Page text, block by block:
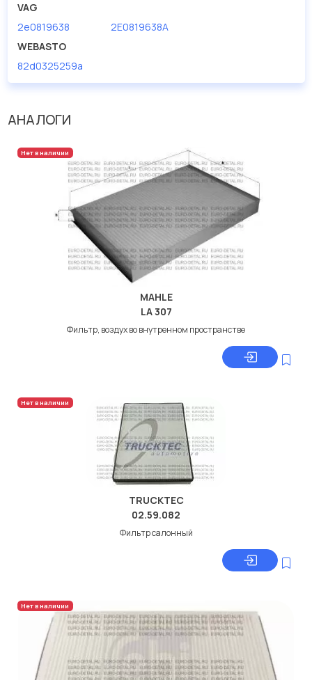
VAG
2e0819638
2E0819638A
WEBASTO
82d0325259a
АНАЛОГИ
Нет в наличии
MAHLE
LA 307
Фильтр, воздух во внутренном пространстве
Нет в наличии
TRUCKTEC
02.59.082
Фильтр салонный
Нет в наличии